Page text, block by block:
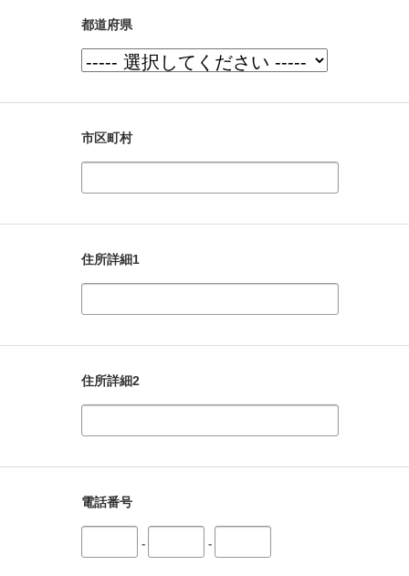
都道府県
市区町村
住所詳細1
住所詳細2
電話番号
- -